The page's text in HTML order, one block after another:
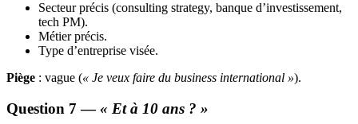
Secteur précis (consulting strategy, banque d’investissement,
tech PM).
Métier précis.
Type d’entreprise visée.
Piège : vague (« Je veux faire du business international »).
Question 7 —« Et à 10 ans ? »